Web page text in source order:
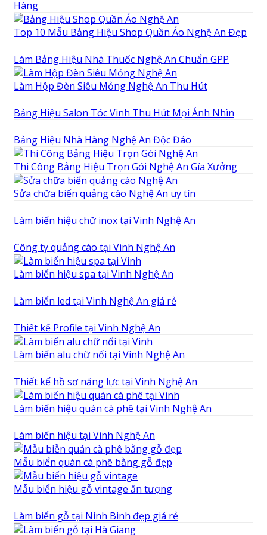
Hàng
Top 10 Mẫu Bảng Hiệu Shop Quần Áo Nghệ An Đẹp
Làm Bảng Hiệu Nhà Thuốc Nghệ An Chuẩn GPP
Làm Hộp Đèn Siêu Mỏng Nghệ An Thu Hút
Bảng Hiệu Salon Tóc Vinh Thu Hút Mọi Ánh Nhìn
Bảng Hiệu Nhà Hàng Nghệ An Độc Đáo
Thi Công Bảng Hiệu Trọn Gói Nghệ An Gía Xưởng
Sửa chữa biển quảng cáo Nghệ An uy tín
Làm biển hiệu chữ inox tại Vinh Nghệ An
Công ty quảng cáo tại Vinh Nghệ An
Làm biển hiệu spa tại Vinh Nghệ An
Làm biển led tại Vinh Nghệ An giá rẻ
Thiết kế Profile tại Vinh Nghệ An
Làm biển alu chữ nổi tại Vinh Nghệ An
Thiết kế hồ sơ năng lực tại Vinh Nghệ An
Làm biển hiệu quán cà phê tại Vinh Nghệ An
Làm biển hiệu tại Vinh Nghệ An
Mẫu biển quán cà phê bằng gỗ đẹp
Mẫu biển hiệu gỗ vintage ấn tượng
Làm biển gỗ tại Ninh Binh đẹp giá rẻ